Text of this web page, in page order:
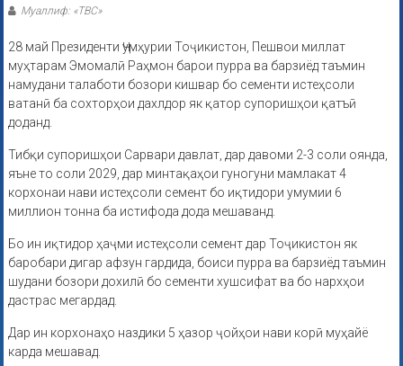
Муаллиф: «ТВС»
28 май Президенти Ҷумҳурии Тоҷикистон, Пешвои миллат
муҳтарам Эмомалӣ Раҳмон барои пурра ва барзиёд таъмин
намудани талаботи бозори кишвар бо сементи истеҳсоли
ватанӣ ба сохторҳои дахлдор як қатор супоришҳои қатъӣ
доданд.
Тибқи супоришҳои Сарвари давлат, дар давоми 2-3 соли оянда,
яъне то соли 2029, дар минтақаҳои гуногуни мамлакат 4
корхонаи нави истеҳсоли семент бо иқтидори умумии 6
миллион тонна ба истифода дода мешаванд.
Бо ин иқтидор ҳаҷми истеҳсоли семент дар Тоҷикистон як
баробари дигар афзун гардида, боиси пурра ва барзиёд таъмин
шудани бозори дохилӣ бо сементи хушсифат ва бо нархҳои
дастрас мегардад.
Дар ин корхонаҳо наздики 5 ҳазор ҷойҳои нави корӣ муҳайё
карда мешавад.